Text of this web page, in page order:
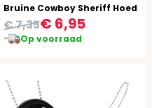
Bruine Cowboy Sheriff Hoed
€ 6,95
€ 7,35
Op voorraad